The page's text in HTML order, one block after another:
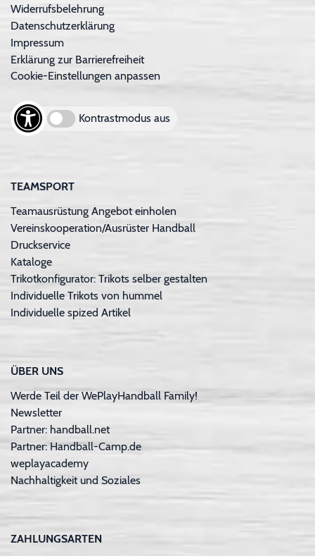
Widerrufsbelehrung
Datenschutzerklärung
Impressum
Erklärung zur Barrierefreiheit
Cookie-Einstellungen anpassen
Kontrastmodus aus
TEAMSPORT
Teamausrüstung Angebot einholen
Vereinskooperation/Ausrüster Handball
Druckservice
Kataloge
Trikotkonfigurator: Trikots selber gestalten
Individuelle Trikots von hummel
Individuelle spized Artikel
ÜBER UNS
Werde Teil der WePlayHandball Family!
Newsletter
Partner: handball.net
Partner: Handball-Camp.de
weplayacademy
Nachhaltigkeit und Soziales
ZAHLUNGSARTEN